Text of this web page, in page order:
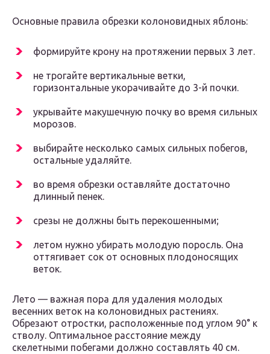
Основные правила обрезки колоновидных яблонь:
формируйте крону на протяжении первых 3 лет.
не трогайте вертикальные ветки,
горизонтальные укорачивайте до 3-й почки.
укрывайте макушечную почку во время сильных
морозов.
выбирайте несколько самых сильных побегов,
остальные удаляйте.
во время обрезки оставляйте достаточно
длинный пенек.
срезы не должны быть перекошенными;
летом нужно убирать молодую поросль. Она
оттягивает сок от основных плодоносящих
веток.
Лето — важная пора для удаления молодых
весенних веток на колоновидных растениях.
Обрезают отростки, расположенные под углом 90° к
стволу. Оптимальное расстояние между
скелетными побегами должно составлять 40 см.